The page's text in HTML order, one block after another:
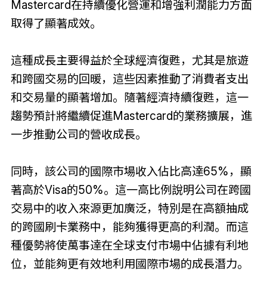
Mastercard在持續優化營運和增強利潤能力方面
取得了顯著成效。
這種成長主要得益於全球經濟復甦，尤其是旅遊
和跨國交易的回暖，這些因素推動了消費者支出
和交易量的顯著增加。隨著經濟持續復甦，這一
趨勢預計將繼續促進Mastercard的業務擴展，進
一步推動公司的營收成長。
同時，該公司的國際市場收入佔比高達65%，顯
著高於Visa的50%。這一高比例說明公司在跨國
交易中的收入來源更加廣泛，特別是在高額抽成
的跨國刷卡業務中，能夠獲得更高的利潤。而這
種優勢將使萬事達在全球支付市場中佔據有利地
位，並能夠更有效地利用國際市場的成長潛力。